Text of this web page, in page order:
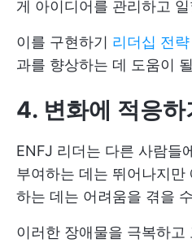
게 아이디어를 관리하고
이를 구현하기 리더십 전략
과를 향상하는 데 도움이
4. 변화에 적응하
ENFJ 리더는 다른 사람들
부여하는 데는 뛰어나지
하는 데는 어려움을 겪을
이러한 장애물을 극복하고